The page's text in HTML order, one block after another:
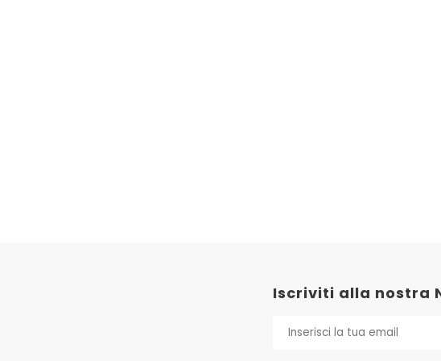
Iscriviti alla nostra